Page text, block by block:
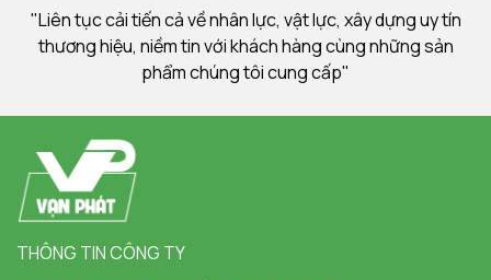
"Liên tục cải tiến cả về nhân lực, vật lực, xây dựng uy tín
thương hiệu, niềm tin với khách hàng cùng những sản
phẩm chúng tôi cung cấp"
THÔNG TIN CÔNG TY